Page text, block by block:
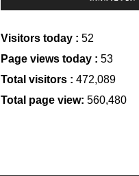
Visitors today : 52
Page views today : 53
Total visitors : 472,089
Total page view: 560,480